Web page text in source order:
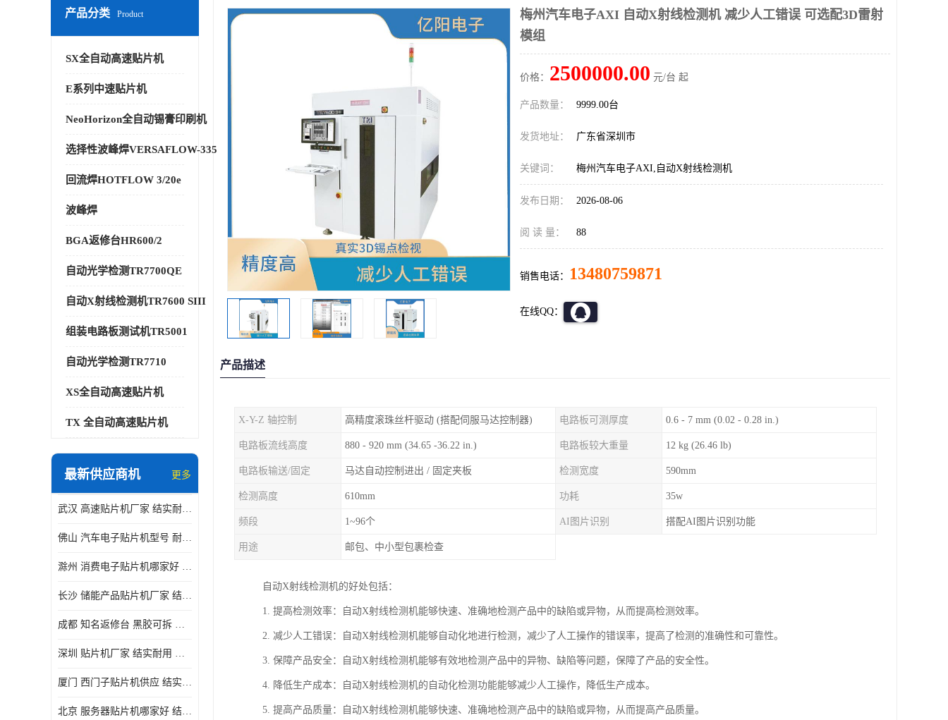
产品分类 Product
SX全自动高速贴片机
E系列中速贴片机
NeoHorizon全自动锡膏印刷机
选择性波峰焊VERSAFLOW-335
回流焊HOTFLOW 3/20e
波峰焊
BGA返修台HR600/2
自动光学检测TR7700QE
自动X射线检测机TR7600 SIII
组装电路板测试机TR5001
自动光学检测TR7710
XS全自动高速贴片机
TX 全自动高速贴片机
最新供应商机 更多
武汉 高速贴片机厂家 结实耐用 贴片效率高
佛山 汽车电子贴片机型号 耐振动 宽容性高
滁州 消费电子贴片机哪家好 结实耐用 全自动化
长沙 储能产品贴片机厂家 结实耐用 适用范围广
成都 知名返修台 黑胶可拆 对位 校正 贴放准确
深圳 贴片机厂家 结实耐用 全自动化
厦门 西门子贴片机供应 结实耐用 提高生产率
北京 服务器贴片机哪家好 结实耐用 宽容性高
梅州汽车电子AXI 自动X射线检测机 减少人工错误 可选配3D雷射
模组
价格： 2500000.00 元/台 起
产品数量： 9999.00台
发货地址： 广东省深圳市
关键词： 梅州汽车电子AXI,自动X射线检测机
发布日期： 2026-08-06
阅 读 量： 88
销售电话： 13480759871
在线QQ：
产品描述
X-Y-Z 轴控制 高精度滚珠丝杆驱动 (搭配伺服马达控制器) 电路板可测厚度 0.6 - 7 mm (0.02 - 0.28 in.)
电路板流线高度 880 - 920 mm (34.65 -36.22 in.) 电路板较大重量 12 kg (26.46 lb)
电路板输送/固定 马达自动控制进出 / 固定夹板 检测宽度 590mm
检测高度 610mm 功耗 35w
频段 1~96个 AI图片识别 搭配AI图片识别功能
用途 邮包、中小型包裹检查
自动X射线检测机的好处包括：
1. 提高检测效率：自动X射线检测机能够快速、准确地检测产品中的缺陷或异物，从而提高检测效率。
2. 减少人工错误：自动X射线检测机能够自动化地进行检测，减少了人工操作的错误率，提高了检测的准确性和可靠性。
3. 保障产品安全：自动X射线检测机能够有效地检测产品中的异物、缺陷等问题，保障了产品的安全性。
4. 降低生产成本：自动X射线检测机的自动化检测功能能够减少人工操作，降低生产成本。
5. 提高产品质量：自动X射线检测机能够快速、准确地检测产品中的缺陷或异物，从而提高产品质量。